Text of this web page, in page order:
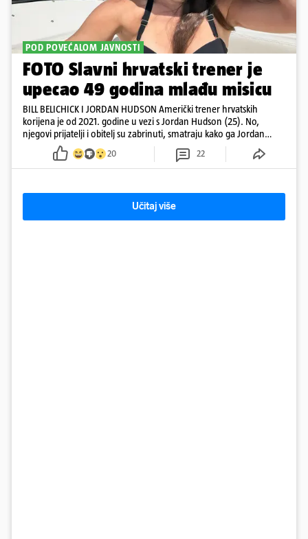
POD POVEĆALOM JAVNOSTI
FOTO Slavni hrvatski trener je
upecao 49 godina mlađu misicu
BILL BELICHICK I JORDAN HUDSON Američki trener hrvatskih
korijena je od 2021. godine u vezi s Jordan Hudson (25). No,
njegovi prijatelji i obitelj su zabrinuti, smatraju kako ga Jordan
kontrolira
20 22
Učitaj više